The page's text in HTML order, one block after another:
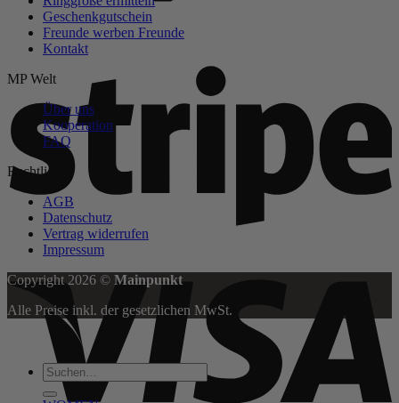
Geschenkgutschein
Freunde werben Freunde
Kontakt
MP Welt
Über uns
Kooperation
FAQ
Rechtliches
AGB
Datenschutz
Vertrag widerrufen
Impressum
Copyright 2026 © Mainpunkt
Alle Preise inkl. der gesetzlichen MwSt.
Suchen
nach: